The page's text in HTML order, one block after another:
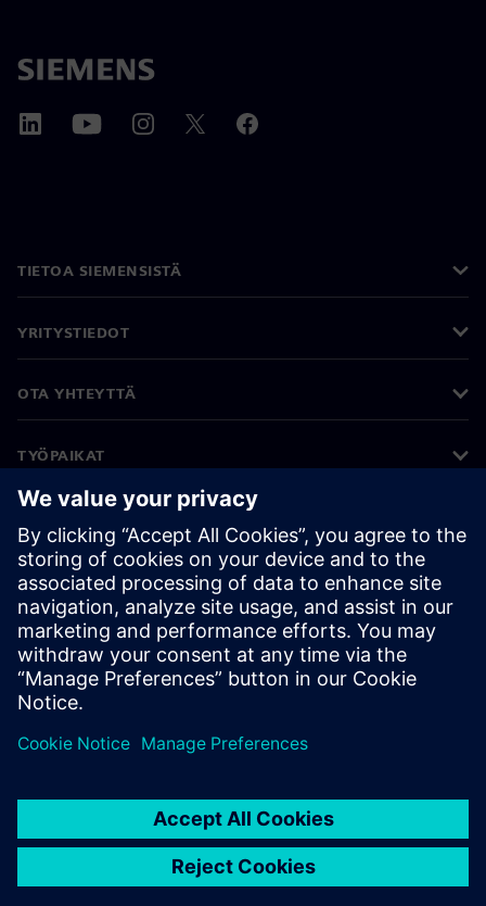
TIETOA SIEMENSISTÄ
YRITYSTIEDOT
OTA YHTEYTTÄ
TYÖPAIKAT
©Siemens 2026
Yritystiedot
Tietosuojailmoitus
Evästekäytäntö
Käyttöehdot
Digitaalinen tunnus
Väärinkäytösten paljastaminen